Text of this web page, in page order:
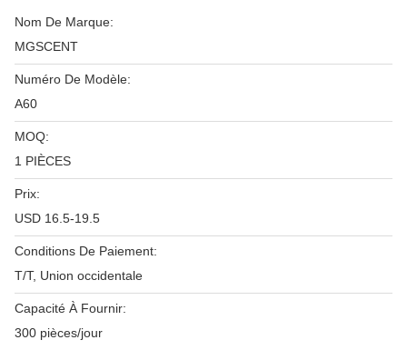
Nom De Marque:
MGSCENT
Numéro De Modèle:
A60
MOQ:
1 PIÈCES
Prix:
USD 16.5-19.5
Conditions De Paiement:
T/T, Union occidentale
Capacité À Fournir:
300 pièces/jour